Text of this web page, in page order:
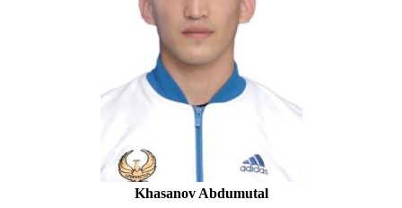
Khasanov Abdumutal